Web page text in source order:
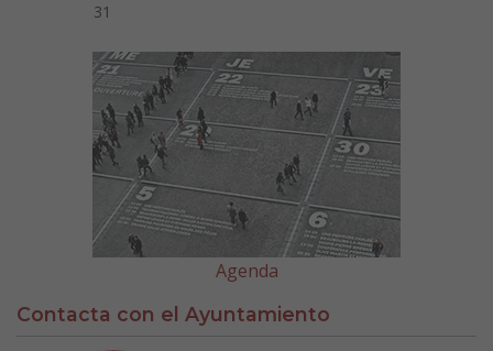
31
Agenda
Contacta con el Ayuntamiento